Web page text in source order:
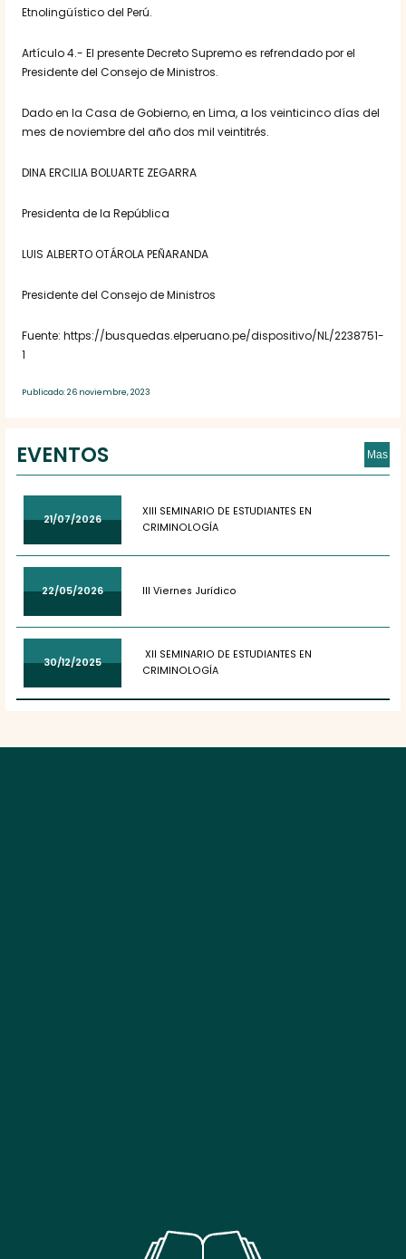
Etnolingüístico del Perú.
Artículo 4.- El presente Decreto Supremo es refrendado por el
Presidente del Consejo de Ministros.
Dado en la Casa de Gobierno, en Lima, a los veinticinco días del
mes de noviembre del año dos mil veintitrés.
DINA ERCILIA BOLUARTE ZEGARRA
Presidenta de la República
LUIS ALBERTO OTÁROLA PEÑARANDA
Presidente del Consejo de Ministros
Fuente: https://busquedas.elperuano.pe/dispositivo/NL/2238751-
1
Publicado: 26 noviembre, 2023
EVENTOS Mas
21/07/2026
XIII SEMINARIO DE ESTUDIANTES EN
CRIMINOLOGÍA
22/05/2026 III Viernes Jurídico
30/12/2025
XII SEMINARIO DE ESTUDIANTES EN
CRIMINOLOGÍA